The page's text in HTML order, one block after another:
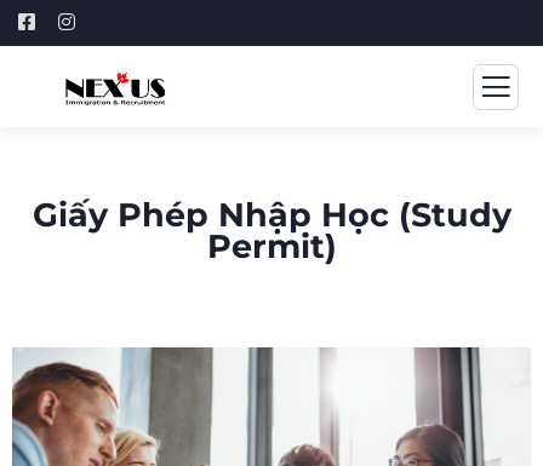
Giấy Phép Nhập Học (Study
Permit)